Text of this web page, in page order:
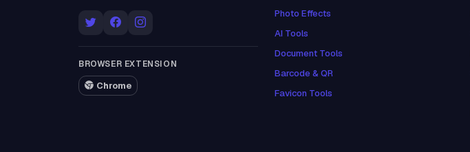
BROWSER EXTENSION
Chrome
Photo Effects
AI Tools
Document Tools
Barcode & QR
Favicon Tools